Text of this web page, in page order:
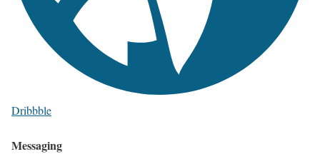
Dribbble
Messaging